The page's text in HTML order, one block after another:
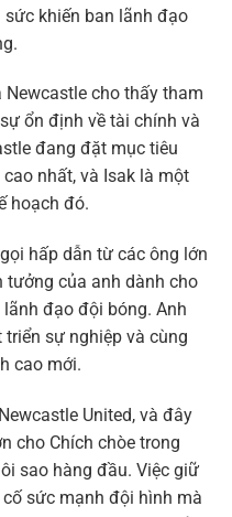
khiến ban lãnh đạo
cho thấy tham
ổn định về tài chính và
đang đặt mục tiêu
nhất, và Isak là một
hoạch đó.
hấp dẫn từ các ông lớn
tưởng của anh dành cho
đạo đội bóng. Anh
sự nghiệp và cùng
cao mới.
United, và đây
cho Chích chòe trong
sao hàng đầu. Việc giữ
sức mạnh đội hình mà